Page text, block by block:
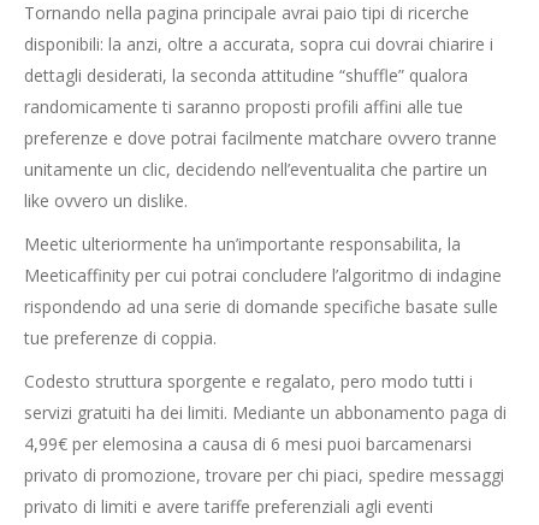
Tornando nella pagina principale avrai paio tipi di ricerche
disponibili: la anzi, oltre a accurata, sopra cui dovrai chiarire i
dettagli desiderati, la seconda attitudine “shuffle” qualora
randomicamente ti saranno proposti profili affini alle tue
preferenze e dove potrai facilmente matchare ovvero tranne
unitamente un clic, decidendo nell’eventualita che partire un
like ovvero un dislike.
Meetic ulteriormente ha un’importante responsabilita, la
Meeticaffinity per cui potrai concludere l’algoritmo di indagine
rispondendo ad una serie di domande specifiche basate sulle
tue preferenze di coppia.
Codesto struttura sporgente e regalato, pero modo tutti i
servizi gratuiti ha dei limiti. Mediante un abbonamento paga di
4,99€ per elemosina a causa di 6 mesi puoi barcamenarsi
privato di promozione, trovare per chi piaci, spedire messaggi
privato di limiti e avere tariffe preferenziali agli eventi